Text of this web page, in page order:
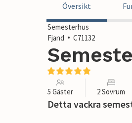
Översikt
Semesterhus
Fjand
C71132
5 Gäster 2 Sovrum
Detta vackra